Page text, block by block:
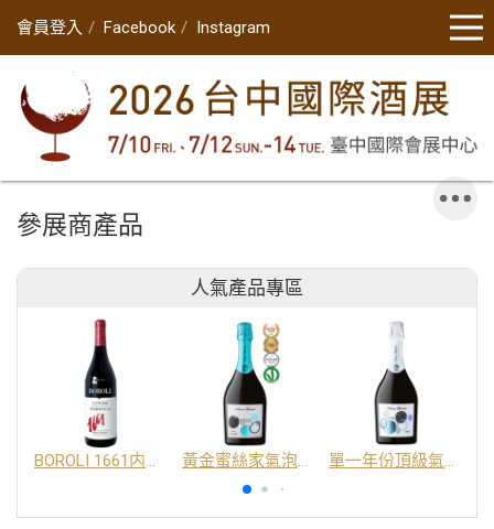
會員登入 Facebook Instagram
參展商產品
人氣產品專區
BOROLI 1661内比奧羅紅酒 DOC 黃金蜜絲家氣泡酒 DOC 單一年份頂級氣泡酒 DOC